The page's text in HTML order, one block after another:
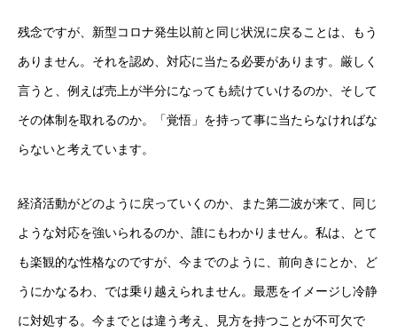
残念ですが、新型コロナ発生以前と同じ状況に戻ることは、もう
ありません。それを認め、対応に当たる必要があります。厳しく
言うと、例えば売上が半分になっても続けていけるのか、そして
その体制を取れるのか。「覚悟」を持って事に当たらなければな
らないと考えています。
経済活動がどのように戻っていくのか、また第二波が来て、同じ
ような対応を強いられるのか、誰にもわかりません。私は、とて
も楽観的な性格なのですが、今までのように、前向きにとか、ど
うにかなるわ、では乗り越えられません。最悪をイメージし冷静
に対処する。今までとは違う考え、見方を持つことが不可欠で